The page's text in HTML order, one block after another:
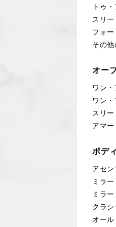
トゥ
スリ
フォ
その
オー
ワン
ワン
スリ
アマ
ボデ
アセ
ミラ
ミラ
クラ
オー